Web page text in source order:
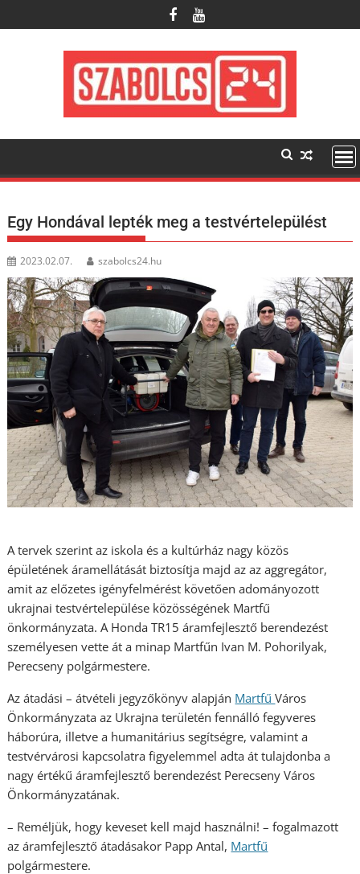
to
Egy Hondával lepték meg a testvértelepülést
2023.02.07. szabolcs24.hu
A tervek szerint az iskola és a kultúrház nagy közös
épületének áramellátását biztosítja majd az az aggregátor,
amit az előzetes igényfelmérést követően adományozott
ukrajnai testvértelepülése közösségének Martfű
önkormányzata. A Honda TR15 áramfejlesztő berendezést
személyesen vette át a minap Martfűn Ivan M. Pohorilyak,
Perecseny polgármestere.
Az átadási – átvételi jegyzőkönyv alapján MartfűVáros
Önkormányzata az Ukrajna területén fennálló fegyveres
háborúra, illetve a humanitárius segítségre, valamint a
testvérvárosi kapcsolatra figyelemmel adta át tulajdonba a
nagy értékű áramfejlesztő berendezést Perecseny Város
Önkormányzatának.
– Reméljük, hogy keveset kell majd használni! – fogalmazott
az áramfejlesztő átadásakor Papp Antal, Martfű
polgármestere.